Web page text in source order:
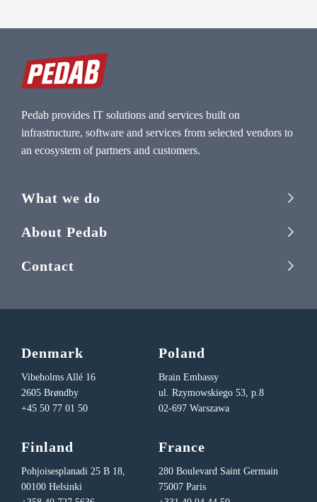
Pedab provides IT solutions and services built on
infrastructure, software and services from selected vendors to
an ecosystem of partners and customers.
What we do
About Pedab
Contact
Denmark
Vibeholms Allé 16
2605 Brøndby
+45 50 77 01 50
Poland
Brain Embassy
ul. Rzymowskiego 53, p.8
02-697 Warszawa
Finland
Pohjoisesplanadi 25 B 18,
00100 Helsinki
France
280 Boulevard Saint Germain
75007 Paris